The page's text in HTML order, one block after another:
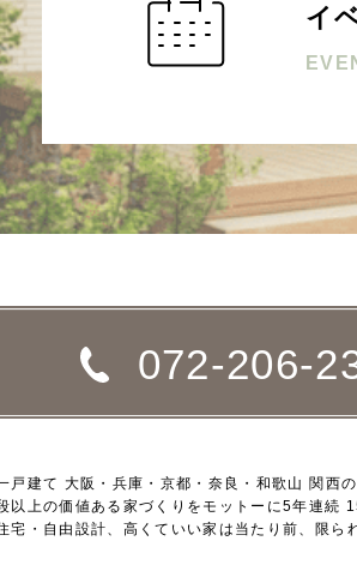
イ
072-206-
戸建て 大阪・兵庫・京都・奈良・和歌山 関西
以上の価値ある家づくりをモットーに5年連続
宅・自由設計、高くていい家は当たり前、限